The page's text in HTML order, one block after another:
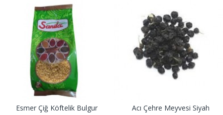
Esmer Çiğ Köftelik Bulgur Acı Çehre Meyvesi Siyah